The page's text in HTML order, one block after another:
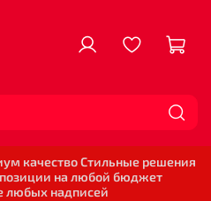
качество Стильные решения
на любой бюджет
любых надписей